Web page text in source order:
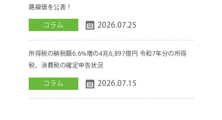
路線価を公表！
コラム 2026.07.25
所得税の納税額6.6%増の4兆6,897億円 令和7年分の所得
税、消費税の確定申告状況
コラム 2026.07.15